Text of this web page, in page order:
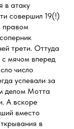
в атаку
совершил 19(!)
правом
трети. Оттуда
мячом вперед
число
успевали за
делом Мотта
А вскоре
вместо
в